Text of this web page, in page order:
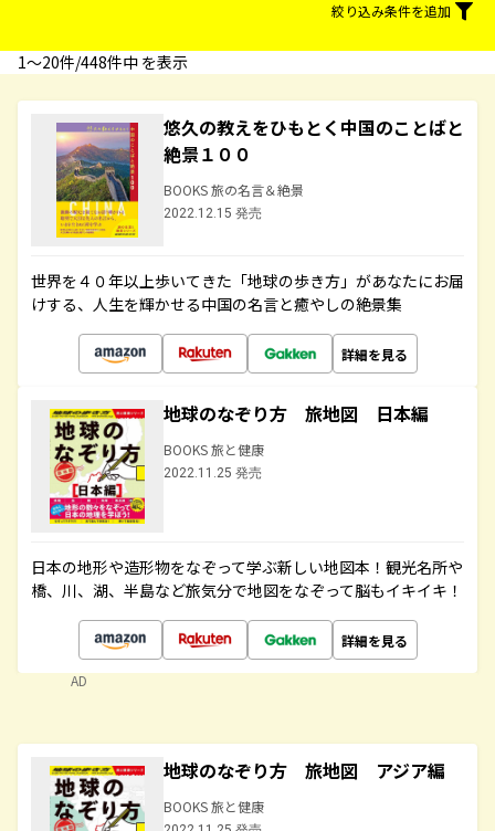
絞り込み条件を追加
1〜20件/448件中 を表示
悠久の教えをひもとく中国のことばと
絶景１００
BOOKS 旅の名言＆絶景
2022.12.15 発売
世界を４０年以上歩いてきた「地球の歩き方」があなたにお届
けする、人生を輝かせる中国の名言と癒やしの絶景集
詳細を見る
地球のなぞり方 旅地図 日本編
BOOKS 旅と健康
2022.11.25 発売
日本の地形や造形物をなぞって学ぶ新しい地図本！観光名所や
橋、川、湖、半島など旅気分で地図をなぞって脳もイキイキ！
詳細を見る
AD
地球のなぞり方 旅地図 アジア編
BOOKS 旅と健康